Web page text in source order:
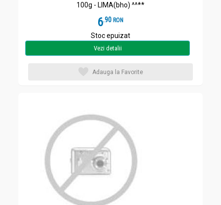
100g - LIMA(bho) ^^**
6.9 RON
Stoc epuizat
Vezi detalii
Adauga la Favorite